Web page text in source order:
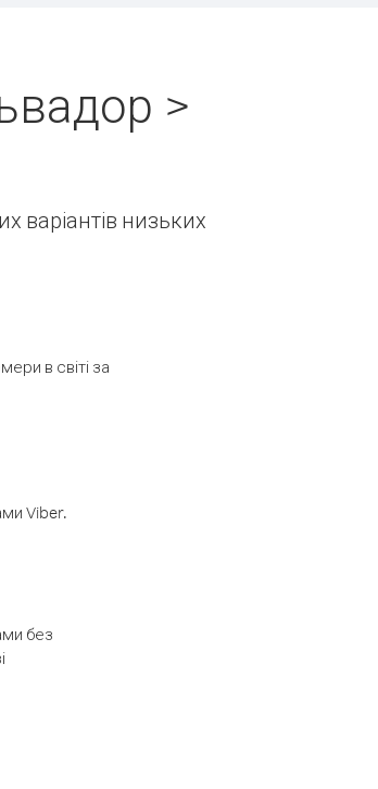
>
варіантів низьких
в світі за
Viber.
без